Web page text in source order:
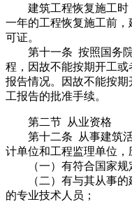
建筑工程恢复施工时
一年的工程恢复施工前
可证。
第十一条 按照国务院
程，因故不能按期开工
报告情况。因故不能按
工报告的批准手续。
第二节 从业资格
第十二条 从事建筑活
计单位和工程监理单位，
（一）有符合国家规
（二）有与其从事的
的专业技术人员；